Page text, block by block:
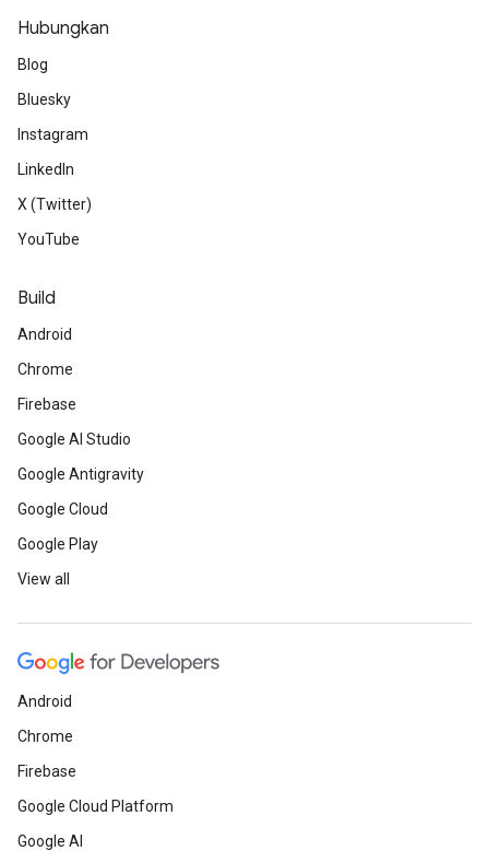
Hubungkan
Blog
Bluesky
Instagram
LinkedIn
X (Twitter)
YouTube
Build
Android
Chrome
Firebase
Google AI Studio
Google Antigravity
Google Cloud
Google Play
View all
Android
Chrome
Firebase
Google Cloud Platform
Google AI